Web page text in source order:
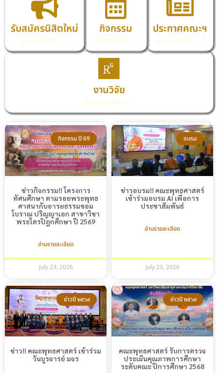
รับสมัครนิสิตใหม่
ดูรายละเอียด >>
กิจกรรม
ดูรายละเอียด >>
ประกาศคณะฯ
ดูรายละเอียด >>
งานวิจัย
ดูรายละเอียด >>
กิจกรรม ปี 69
ข่าวกิจกรรม!! โครงการ
ทัศนศึกษา ตามรอยพระพุทธ
ศาสนากับอารยธรรมขอม
โบราณ ปริญญาเอก สาขาวิชา
พระไตรปิฎกศึกษา ปี 2569
อ่านรายละเอียด
July 23, 2026
อบรม
ข่าวอบรม!! คณะพุทธศาสตร์
เข้าร่วมอบรม AI เพื่อการ
ประชาสัมพันธ์
อ่านรายละเอียด
July 23, 2026
ข่าวปี ๒๕๖๙
ข่าว!! คณะพุทธศาสตร์ เข้าร่วม
วันบูรจารย์ มจร
ข่าวปี ๒๕๖๙
คณะพุทธศาสตร์ รับการตรวจ
ประเมินคุณภาพการศึกษา
ระดับคณะ ปีการศึกษา 2568